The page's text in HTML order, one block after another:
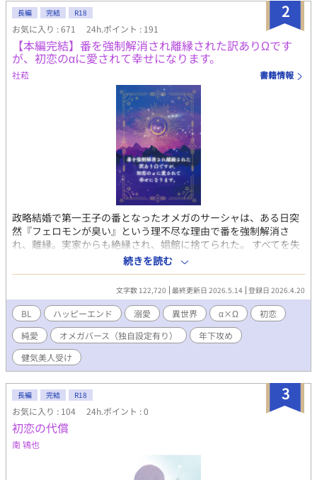
れる悲惨な日々を送っていた。 そんなある日、盲目だろう謎の美
青年――ソンジュ（攻め）――がケグリの経営するカフェへ訪
れ、ユンファはその美青年から謎の多い「取材」を受けることに
なる。 またその内にその美青年は、なんと名家九条ヲク家の子息
にして次期当主の「九条・ヲク・ソンジュ」であることが判明し
たが、そうした高い身分にありながらソンジュは性奴隷のユンフ
ァに「恋人契約」を持ちかけ、二人はその「契約」を結ぶ。 そし
て二人はソンジュの高級マンションへ――ユンファは下等な性奴
隷として虐げられていたところから一変、執事付きの驚くほど豪
華なそこで一週間ソンジュの「契約上の恋人」として過ごすこと
になるが、どうもソンジュは「契約」とは名ばかりに、ユンファ
のことを本当に、狂気的なまでに愛しているようで……。 ユンフ
ァは幾度もソンジュに結婚を迫られ、そしてユンファもソンジュ
の神のような慈愛と、悪魔のような狂愛に翻弄されつつも、その
謎の多い美青年に強く惹かれてゆくが…――。 「僕は、貴方とは
結婚出来ません――。」 【2026年3月より始まった新制度『未管
理著作物裁定制度』における意思表示（念のため）】 非営利・営
利を問わず、当作をふくむ当方全作品においてイラスト・作中内
文章はもちろん、表紙絵やあらすじ等ふくむ作品の一切の無断利
用を禁じます（AI学習等含む）。
2
長編 完結 R18
お気に入り : 671 24h.ポイント : 191
【本編完結】番を強制解消され離縁された訳ありΩです
が、初恋のαに愛されて幸せになります。
社菘 書籍情報
政略結婚で第一王子の番となったオメガのサーシャは、ある日突
然『フェロモンが臭い』という理不尽な理由で番を強制解消さ
れ、離縁。実家からも絶縁され、娼館に捨てられた。 すべてを失
った彼は娼館で働きながら新たな人生を歩み始めるが、そこでか
つて想い合っていた初恋のアルファ・ヴィラードと再会する。 し
かし番を解消された代償として、サーシャの身体は他者を拒絶す
るようになっていて――。 それでも互いを想い続ける二人は、共
に生きる道を探し始める。 ※オメガバース特殊設定あり ※性描写
がある話数には『＊』をつけています ✧毎日8時＋19時更新予定
✧ ✧ブクマ・各話いいね・感想など作者大歓喜します✧
続きを読む
文字数 122,720 最終更新日 2026.5.14 登録日 2026.4.20
BL ハッピーエンド 溺愛 異世界 α×Ω
初恋
純愛
オメガバース（独自設定有り）
年下攻め
健気美人受け
3
長編 完結 R18
お気に入り : 104 24h.ポイント : 0
初恋の代償
南 鴇也